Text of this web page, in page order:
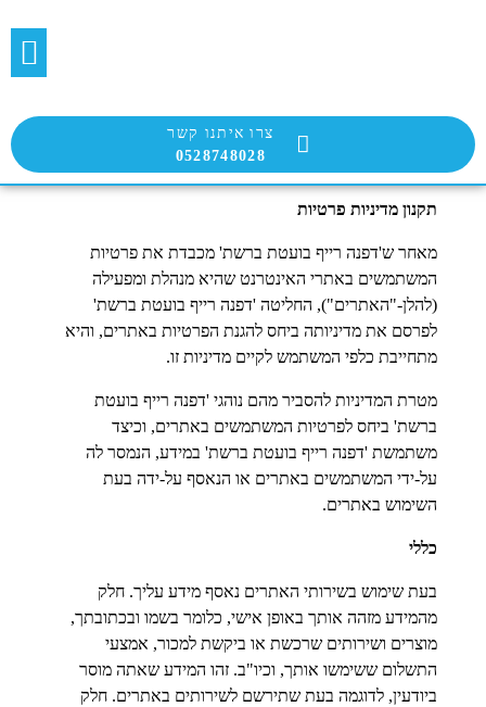
צרו איתנו קשר
0528748028
תקנון מדיניות פרטיות
מאחר ש'דפנה רייף בועטת ברשת' מכבדת את פרטיות
המשתמשים באתרי האינטרנט שהיא מנהלת ומפעילה
(להלן-"האתרים"), החליטה 'דפנה רייף בועטת ברשת'
לפרסם את מדיניותה ביחס להגנת הפרטיות באתרים, והיא
מתחייבת כלפי המשתמש לקיים מדיניות זו.
מטרת המדיניות להסביר מהם נוהגי 'דפנה רייף בועטת
ברשת' ביחס לפרטיות המשתמשים באתרים, וכיצד
משתמשת 'דפנה רייף בועטת ברשת' במידע, הנמסר לה
על-ידי המשתמשים באתרים או הנאסף על-ידה בעת
השימוש באתרים.
כללי
בעת שימוש בשירותי האתרים נאסף מידע עליך. חלק
מהמידע מזהה אותך באופן אישי, כלומר בשמו ובכתובתך,
מוצרים ושירותים שרכשת או ביקשת למכור, אמצעי
התשלום ששימשו אותך, וכיו"ב. זהו המידע שאתה מוסר
ביודעין, לדוגמה בעת שתירשם לשירותים באתרים. חלק